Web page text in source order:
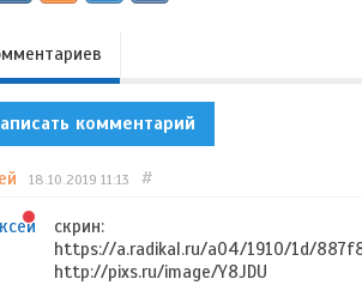
комментарий
18.10.2019 11:13 #
скрин:
https://a.radikal.ru/a04/1910/1d/
http://pixs.ru/image/Y8JDU